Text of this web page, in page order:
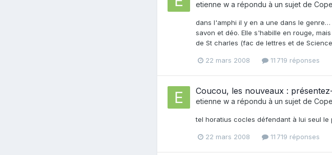
etienne w a répondu à un sujet de
dans l'amphi il y en a une dans le
savon et déo. Elle s'habille en rouge,
de St charles (fac de lettres et de
22 mars 2008 11 719 réponses
Coucou, les nouveaux :
etienne w a répondu à un sujet de
tel horatius cocles défendant à lui seul
22 mars 2008 11 719 réponses